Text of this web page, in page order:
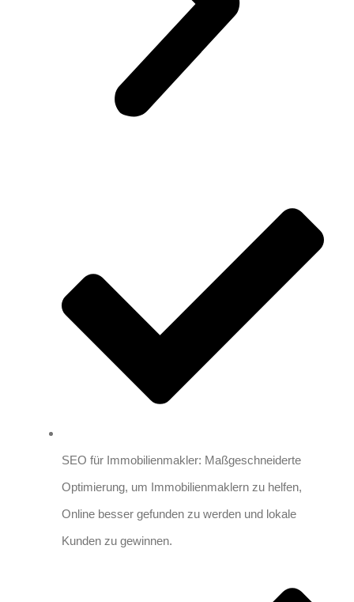
SEO für Immobilienmakler: Maßgeschneiderte
Optimierung, um Immobilienmaklern zu helfen,
Online besser gefunden zu werden und lokale
Kunden zu gewinnen.